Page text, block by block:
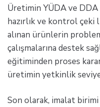
Üretimin YÜDA ve
hazırlık ve kontrol
alınan ürünlerin
çalışmalarına destek
eğitiminden proses
üretimin yetkinlik
Son olarak, imalat